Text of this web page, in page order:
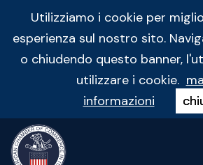
Utilizziamo i cookie per
esperienza sul nostro sito.
o chiudendo questo banner,
utilizzare i cookie.
informazioni